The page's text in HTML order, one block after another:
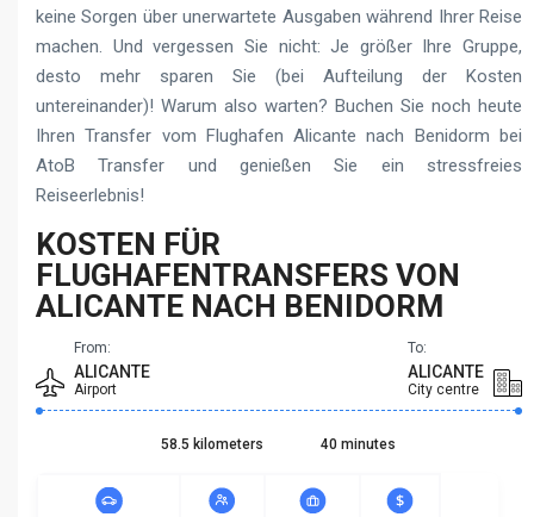
keine Sorgen über unerwartete Ausgaben während Ihrer Reise
machen. Und vergessen Sie nicht: Je größer Ihre Gruppe,
desto mehr sparen Sie (bei Aufteilung der Kosten
untereinander)! Warum also warten? Buchen Sie noch heute
Ihren Transfer vom Flughafen Alicante nach Benidorm bei
AtoB Transfer und genießen Sie ein stressfreies
Reiseerlebnis!
KOSTEN FÜR
FLUGHAFENTRANSFERS VON
ALICANTE NACH BENIDORM
From:
ALICANTE
Airport
To:
ALICANTE
City centre
58.5 kilometers 40 minutes